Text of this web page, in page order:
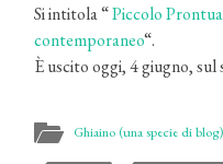
Si intitola “Piccolo
contemporaneo“.
È uscito oggi, 4 giugno, sul
Ghiaino (una specie di blog)